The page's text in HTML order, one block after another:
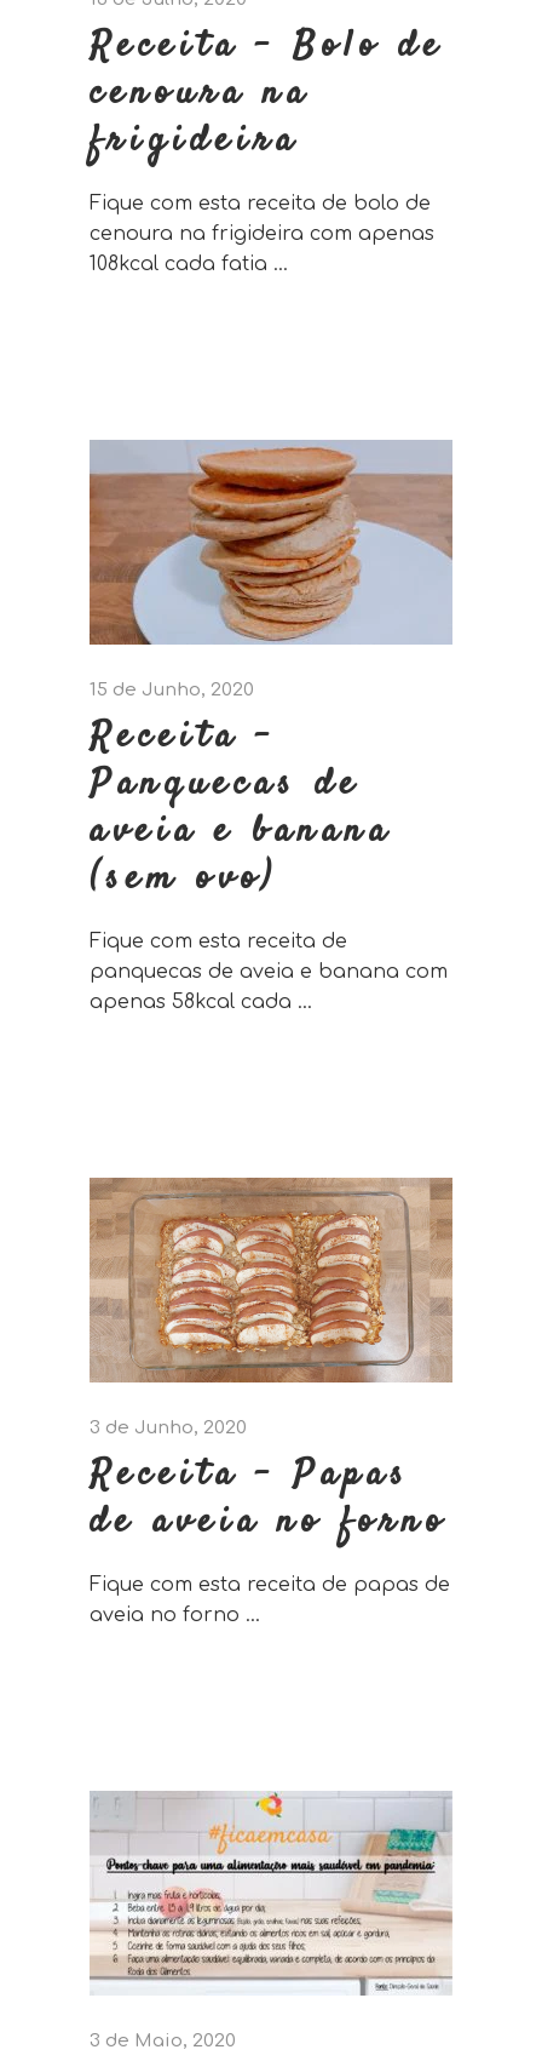
Receita – Bolo de
cenoura na
frigideira
Fique com esta receita de bolo de
cenoura na frigideira com apenas
108kcal cada fatia
15 de Junho, 2020
Receita –
Panquecas de
aveia e banana
(sem ovo)
Fique com esta receita de
panquecas de aveia e banana com
apenas 58kcal cada
3 de Junho, 2020
Receita – Papas
de aveia no forno
Fique com esta receita de papas de
aveia no forno
3 de Maio, 2020